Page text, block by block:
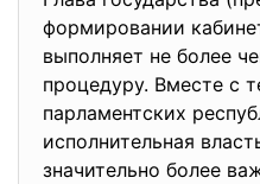
формировании
выполняет не более
процедуру. Вместе с
парламентских
исполнительная
значительно более